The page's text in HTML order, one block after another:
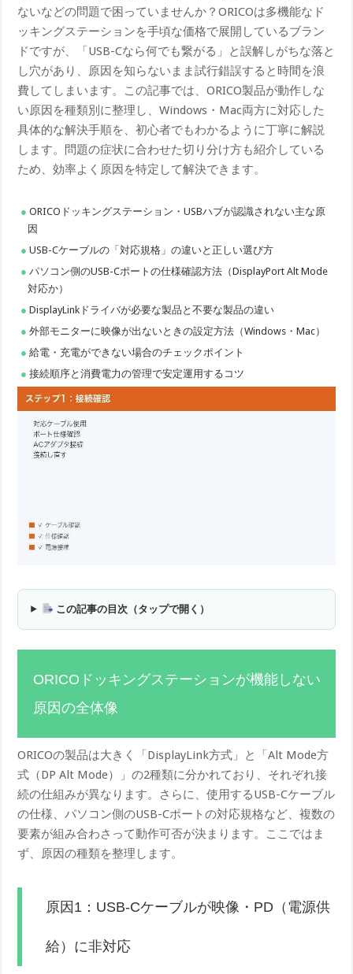
ないなどの問題で困っていませんか？ORICOは多機能なド
ッキングステーションを手頃な価格で展開しているブラン
ドですが、「USB-Cなら何でも繋がる」と誤解しがちな落と
し穴があり、原因を知らないまま試行錯誤すると時間を浪
費してしまいます。この記事では、ORICO製品が動作しな
い原因を種類別に整理し、Windows・Mac両方に対応した
具体的な解決手順を、初心者でもわかるように丁寧に解説
します。問題の症状に合わせた切り分け方も紹介している
ため、効率よく原因を特定して解決できます。
ORICOドッキングステーション・USBハブが認識されない主な原
因
USB-Cケーブルの「対応規格」の違いと正しい選び方
パソコン側のUSB-Cポートの仕様確認方法（DisplayPort Alt Mode
対応か）
DisplayLinkドライバが必要な製品と不要な製品の違い
外部モニターに映像が出ないときの設定方法（Windows・Mac）
給電・充電ができない場合のチェックポイント
接続順序と消費電力の管理で安定運用するコツ
この記事の目次（タップで開く）
ORICOドッキングステーションが機能しない
原因の全体像
ORICOの製品は大きく「DisplayLink方式」と「Alt Mode方
式（DP Alt Mode）」の2種類に分かれており、それぞれ接
続の仕組みが異なります。さらに、使用するUSB-Cケーブル
の仕様、パソコン側のUSB-Cポートの対応規格など、複数の
要素が組み合わさって動作可否が決まります。ここではま
ず、原因の種類を整理します。
原因1：USB-Cケーブルが映像・PD（電源供
給）に非対応